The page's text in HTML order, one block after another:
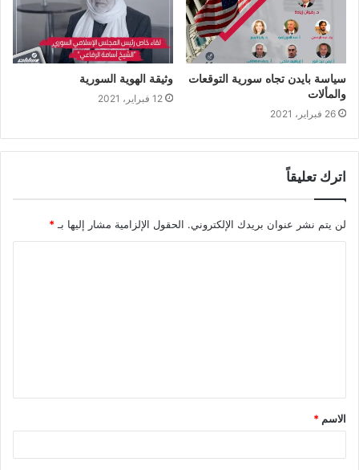
سياسة بايدن تجاه سورية التوقعات
والمألات
26 فبراير، 2021
وثيقة الهوية السورية
12 فبراير، 2021
اترك تعليقاً
لن يتم نشر عنوان بريدك الإلكتروني. الحقول الإلزامية مشار إليها بـ *
ق
*
الاسم *